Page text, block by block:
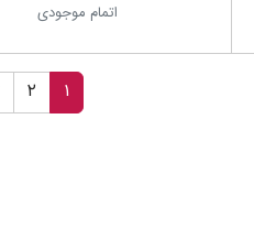
اتمام موجودی
۱ ۲